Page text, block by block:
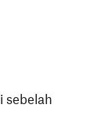
sebelah